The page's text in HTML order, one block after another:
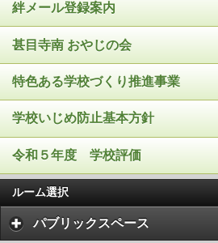
絆メール登録案内
甚目寺南 おやじの会
特色ある学校づくり推進事業
学校いじめ防止基本方針
令和５年度 学校評価
ルーム選択
パブリックスペース